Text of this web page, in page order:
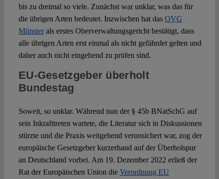
bis zu dreimal so viele. Zunächst war unklar, was das für
die übrigen Arten bedeutet. Inzwischen hat das OVG
Münsterals erstes Oberverwaltungsgericht bestätigt, dass
alle übrigen Arten erst einmal als nicht gefährdet gelten und
daher auch nicht eingehend zu prüfen sind.
EU-Gesetzgeber überholt
Bundestag
Soweit, so unklar. Während nun der § 45b BNatSchG auf
sein Inkrafttreten wartete, die Literatur sich in Diskussionen
stürzte und die Praxis weitgehend verunsichert war, zog der
europäische Gesetzgeber kurzerhand auf der Überholspur
an Deutschland vorbei. Am 19. Dezember 2022 erließ der
Rat der Europäischen Union die Verordnung EU